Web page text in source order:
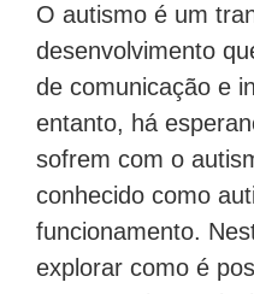
O autismo é um
desenvolvimento
de comunicação e
entanto, há
sofrem com o
conhecido como
funcionamento.
explorar como é